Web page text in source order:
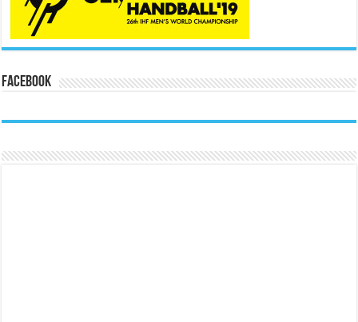
Facebook